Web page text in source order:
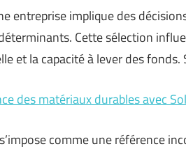
entreprise implique des
Cette sélection
et la capacité à lever des fonds.
des matériaux durables avec
comme une référence